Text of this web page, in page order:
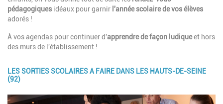
pédagogiques idéaux pour garnir l'année scolaire de vos élèves
adorés !
À vos agendas pour continuer d'apprendre de façon ludiqueet hors
des murs de l'établissement !
LES SORTIES SCOLAIRES A FAIRE DANS LES HAUTS-DE-SEINE
(92)
Image